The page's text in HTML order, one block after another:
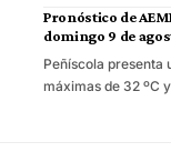
Pronóstico de
domingo 9 de
Peñíscola presenta
máximas de 32 ºC